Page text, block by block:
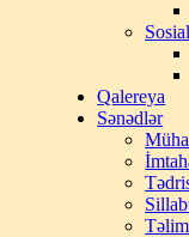
Qalereya
Sənədlər